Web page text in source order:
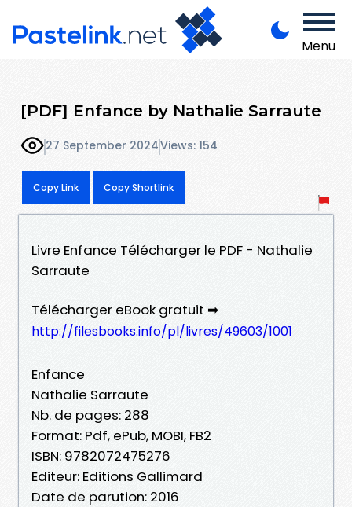
Menu
[PDF] Enfance by Nathalie Sarraute
27 September 2024Views: 154
Copy Link Copy Shortlink
Livre Enfance Télécharger le PDF - Nathalie
Sarraute
Télécharger eBook gratuit ➡
http://filesbooks.info/pl/livres/49603/1001
Enfance
Nathalie Sarraute
Nb. de pages: 288
Format: Pdf, ePub, MOBI, FB2
ISBN: 9782072475276
Editeur: Editions Gallimard
Date de parution: 2016